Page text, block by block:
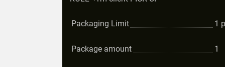
Packaging Limit 1
Package amount 1